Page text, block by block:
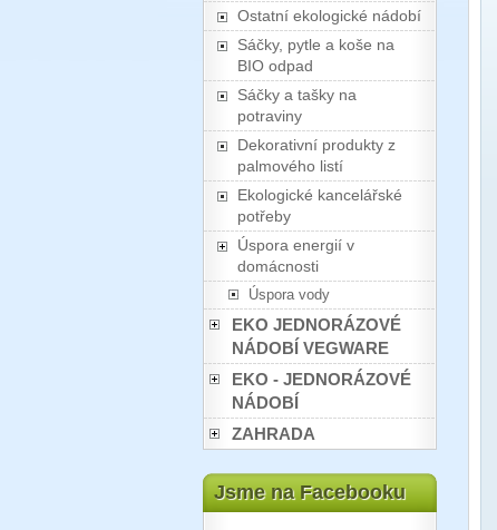
Ostatní ekologické nádobí
Sáčky, pytle a koše na
BIO odpad
Sáčky a tašky na
potraviny
Dekorativní produkty z
palmového listí
Ekologické kancelářské
potřeby
Úspora energií v
domácnosti
Úspora vody
EKO JEDNORÁZOVÉ
NÁDOBÍ VEGWARE
EKO - JEDNORÁZOVÉ
NÁDOBÍ
ZAHRADA
Jsme na Facebooku